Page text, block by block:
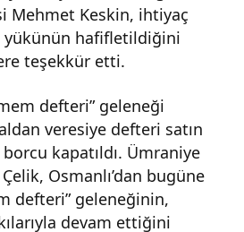
Mehmet Keskin, ihtiyaç
hafifletildiğini
teşekkür etti.
defteri” geleneği
veresiye defteri satın
kapatıldı. Ümraniye
Osmanlı’dan bugüne
defteri” geleneğinin,
devam ettiğini